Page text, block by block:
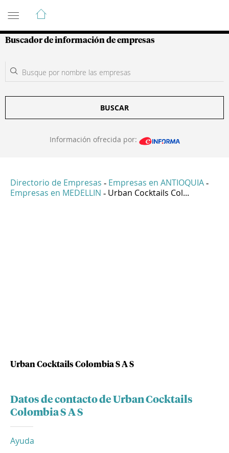
Guía de Empresas Colombianas
Buscador de información de empresas
BUSCAR
Información ofrecida por:
Directorio de Empresas - Empresas en ANTIOQUIA -
Empresas en MEDELLIN - Urban Cocktails Col...
Urban Cocktails Colombia S A S
Datos de contacto de Urban Cocktails
Colombia S A S
Ayuda